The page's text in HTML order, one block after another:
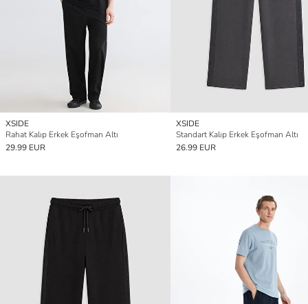
XSIDE
Rahat Kalıp Erkek Eşofman Altı
29.99 EUR
XSIDE
Standart Kalıp Erkek Eşofman Altı
26.99 EUR